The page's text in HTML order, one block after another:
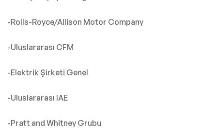
-Rolls-Royce/Allison Motor Company
-Uluslararası CFM
-Elektrik Şirketi Genel
-Uluslararası IAE
-Pratt and Whitney Grubu